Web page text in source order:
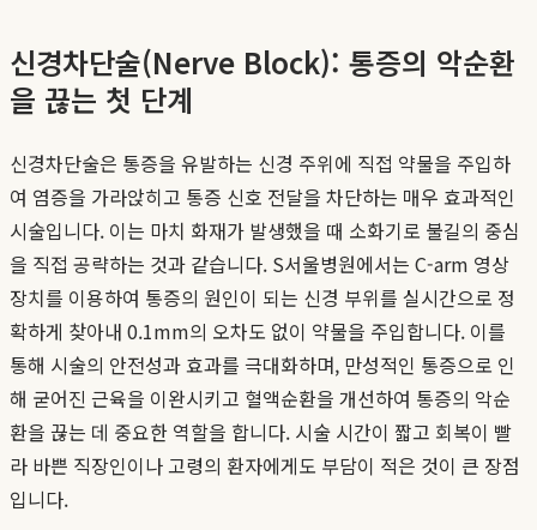
신경차단술(Nerve Block): 통증의 악순환
을 끊는 첫 단계
신경차단술은 통증을 유발하는 신경 주위에 직접 약물을 주입하
여 염증을 가라앉히고 통증 신호 전달을 차단하는 매우 효과적인
시술입니다. 이는 마치 화재가 발생했을 때 소화기로 불길의 중심
을 직접 공략하는 것과 같습니다. S서울병원에서는 C-arm 영상
장치를 이용하여 통증의 원인이 되는 신경 부위를 실시간으로 정
확하게 찾아내 0.1mm의 오차도 없이 약물을 주입합니다. 이를
통해 시술의 안전성과 효과를 극대화하며, 만성적인 통증으로 인
해 굳어진 근육을 이완시키고 혈액순환을 개선하여 통증의 악순
환을 끊는 데 중요한 역할을 합니다. 시술 시간이 짧고 회복이 빨
라 바쁜 직장인이나 고령의 환자에게도 부담이 적은 것이 큰 장점
입니다.